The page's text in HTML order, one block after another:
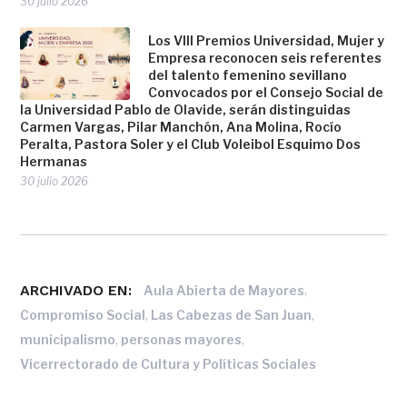
Los VIII Premios Universidad, Mujer y
Empresa reconocen seis referentes
del talento femenino sevillano
Convocados por el Consejo Social de
la Universidad Pablo de Olavide, serán distinguidas
Carmen Vargas, Pilar Manchón, Ana Molina, Rocío
Peralta, Pastora Soler y el Club Voleibol Esquimo Dos
Hermanas
30 julio 2026
ARCHIVADO EN: Aula Abierta de Mayores,
Compromiso Social, Las Cabezas de San Juan,
municipalismo, personas mayores,
Vicerrectorado de Cultura y Políticas Sociales